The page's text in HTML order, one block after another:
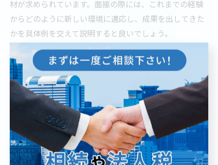
材が求められています。面接の際には、これまでの経験
からどのように新しい環境に適応し、成果を出してきた
かを具体例を交えて説明すると良いでしょう。
実際の転職成功者の声として「前職の営業経験がクライ
アント折衝力として評価された」「異業種の知見がプロ
ジェクトの差別化に役立った」といったケースも多く、
未経験であっても自身のバックグラウンドを前向きに捉
える姿勢が重要です。
未経験からコンサルへ転職する際の準備と対策
未経験からコンサルタントに転職するには、事前準備と